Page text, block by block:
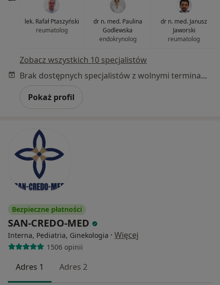
lek. Rafał Ptaszyński
reumatolog
dr n. med. Paulina
Godlewska
endokrynolog
dr n. med. Janusz
Jaworski
reumatolog
Zobacz wszystkich 10 specjalistów
Brak dostępnych specjalistów z wolnymi terminami w tym centrum medycznym.
Pokaż profil
Bezpieczne płatności
SAN-CREDO-MED
Interna, Pediatria, Ginekologia · Więcej
1506 opinii
Adres 1 Adres 2